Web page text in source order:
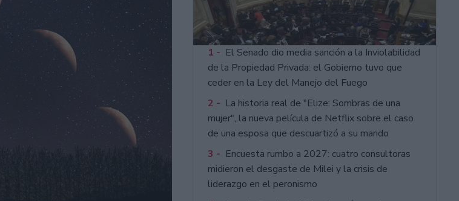
1 - El Senado dio media sanción a la Inviolabilidad
de la Propiedad Privada: el Gobierno tuvo que
ceder en la Ley del Manejo del Fuego
2 - La historia real de "Elize: Sombras de una
mujer", la nueva película de Netflix sobre el caso
de una esposa que descuartizó a su marido
3 - Encuesta rumbo a 2027: cuatro consultoras
midieron el desgaste de Milei y la crisis de
liderazgo en el peronismo